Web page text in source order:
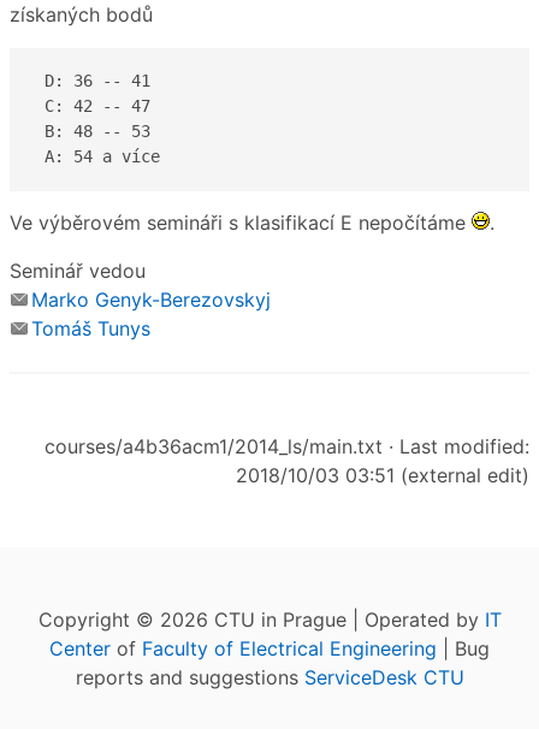
získaných bodů
D: 36 -- 41
C: 42 -- 47
B: 48 -- 53
A: 54 a více
Ve výběrovém semináři s klasifikací E nepočítáme
.
Seminář vedou
Marko Genyk-Berezovskyj
Tomáš Tunys
courses/a4b36acm1/2014_ls/main.txt · Last modified:
2018/10/03 03:51 (external edit)
Copyright © 2026 CTU in Prague | Operated by IT
Center of Faculty of Electrical Engineering | Bug
reports and suggestions ServiceDesk CTU